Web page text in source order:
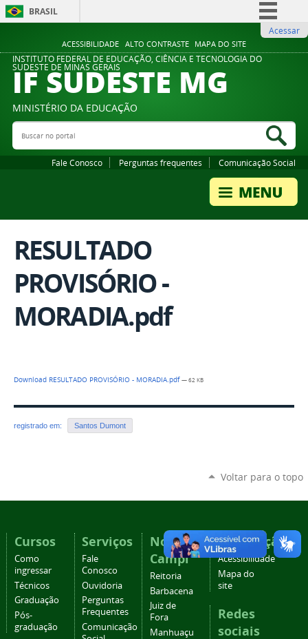
ACESSIBILIDADE ALTO CONTRASTE MAPA DO SITE
BRASIL
Comunica BR
Participe
Legislação
Acessar
INSTITUTO FEDERAL DE EDUCAÇÃO, CIÊNCIA E TECNOLOGIA DO
SUDESTE DE MINAS GERAIS
IF SUDESTE MG
MINISTÉRIO DA EDUCAÇÃO
Buscar no portal
Fale Conosco Perguntas frequentes Comunicação Social
RESULTADO
PROVISÓRIO -
MORADIA.pdf
Download RESULTADO PROVISÓRIO - MORADIA.pdf— 62 KB
registrado em: Santos Dumont
Voltar para o topo
Cursos
Como
ingressar
Técnicos
Graduação
Pós-
graduação
Serviços
Fale
Conosco
Ouvidoria
Perguntas
Frequentes
Comunicação
Nossos
Campi
Reitoria
Barbacena
Juiz de
Fora
Manhuaçu
Navegação
Acessibilidade
Mapa do
site
Redes
sociais